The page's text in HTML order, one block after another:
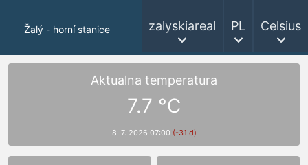
Žalý - horní stanice zalyskiareal PL Celsius
Aktualna temperatura
7.7 °C
8. 7. 2026 07:00 (-31 d)